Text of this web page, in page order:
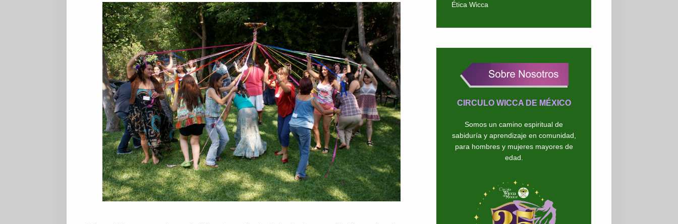
Ética Wicca
CIRCULO WICCA DE MÉXICO
Somos un camino espiritual de
sabiduría y aprendizaje en comunidad,
para hombres y mujeres mayores de
edad.